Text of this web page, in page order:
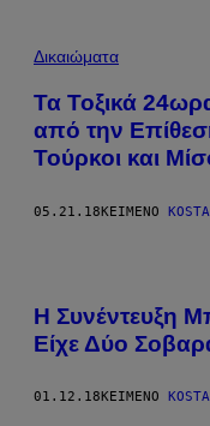
Δικαιώματα
Τα Τοξικά
από την
Τούρκοι και
05.21.18ΚΕΊΜΕΝΟ
Η Συνέντευξη
Eίχε Δύο
01.12.18 ΚΕΊΜΕΝΟ